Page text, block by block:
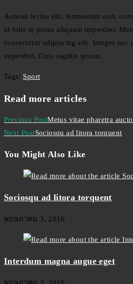
Aenean lectus elit, fermentum non,
ut felis in purus aliquam imperdiet.
consectetur adipiscing elit. Integer nec
imperdiet. Duis sagittis ipsum.
Tags: Sport
Read more articles
Previous PostMetus vitae pharetra
Next PostSociosqu ad litora torquent
You Might Also Like
Sociosqu ad litora torquent
พฤษภาคม 3, 2016
Interdum magna augue eget